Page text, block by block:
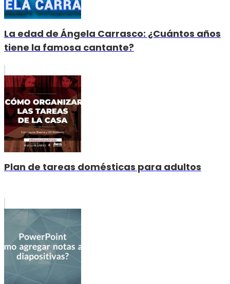
La edad de Ángela Carrasco: ¿Cuántos años
tiene la famosa cantante?
Plan de tareas domésticas para adultos